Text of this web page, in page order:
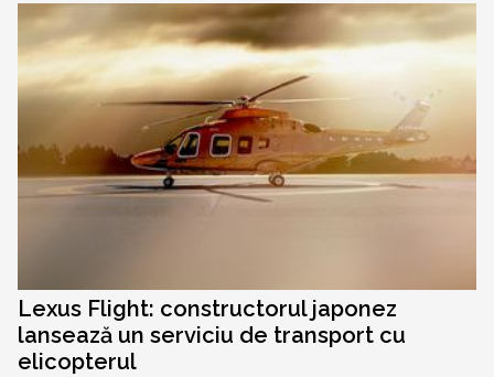
Lexus Flight: constructorul japonez
lansează un serviciu de transport cu
elicopterul